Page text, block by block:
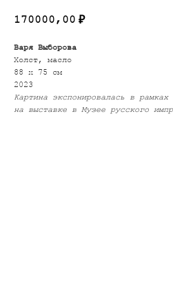
170000,00 ₽
Варя Выборова
Холст, масло
88 х 75 см
2023
Картина экспонировалась в
на выставке в Музее русского